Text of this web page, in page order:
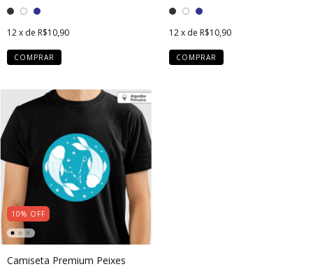
12x de R$10,90
COMPRAR
12 x de R$10,90
COMPRAR
10% OFF
Camiseta Premium Peixes